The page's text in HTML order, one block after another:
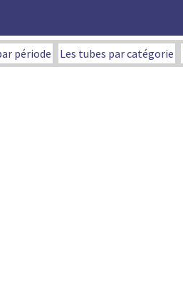
période Les tubes par catégorie